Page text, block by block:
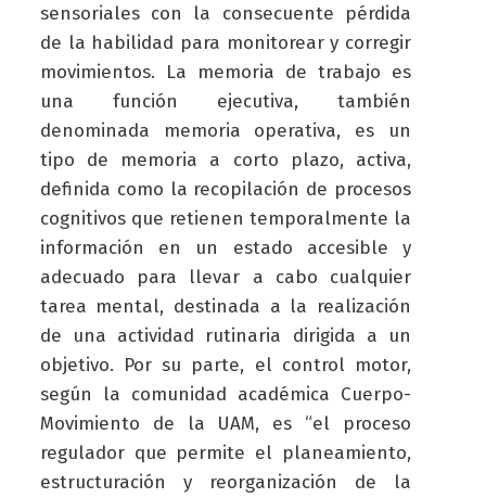
sensoriales con la consecuente pérdida
de la habilidad para monitorear y corregir
movimientos. La memoria de trabajo es
una función ejecutiva, también
denominada memoria operativa, es un
tipo de memoria a corto plazo, activa,
definida como la recopilación de procesos
cognitivos que retienen temporalmente la
información en un estado accesible y
adecuado para llevar a cabo cualquier
tarea mental, destinada a la realización
de una actividad rutinaria dirigida a un
objetivo. Por su parte, el control motor,
según la comunidad académica Cuerpo-
Movimiento de la UAM, es “el proceso
regulador que permite el planeamiento,
estructuración y reorganización de la